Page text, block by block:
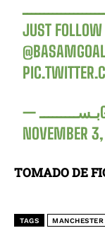
JUST
NOVEMBER
TOMADO DE
TAGS